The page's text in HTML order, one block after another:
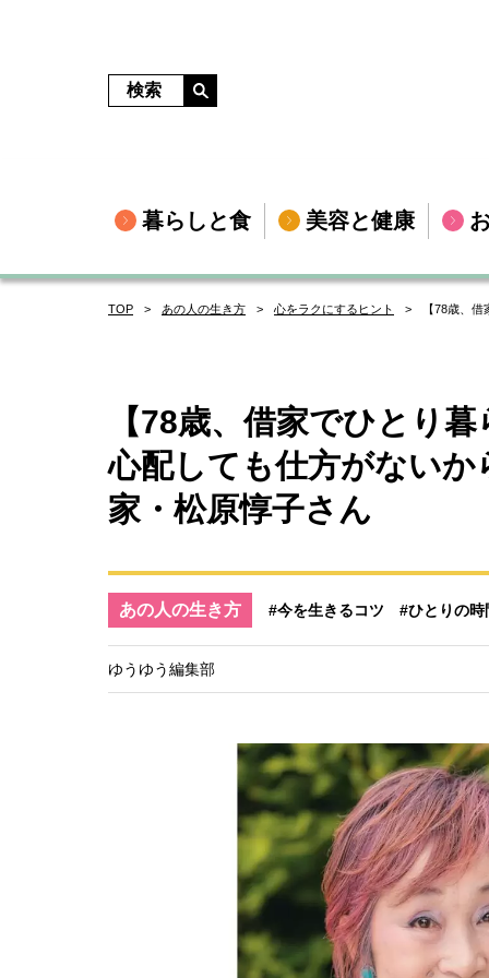
暮らしと食 美容と健康
TOP あの人の生き方 心をラクにするヒント 【78歳、
【78歳、借家でひとり
心配しても仕方がない
家・松原惇子さん
あの人の生き方 #今を生きるコツ #ひとりの時
ゆうゆう編集部